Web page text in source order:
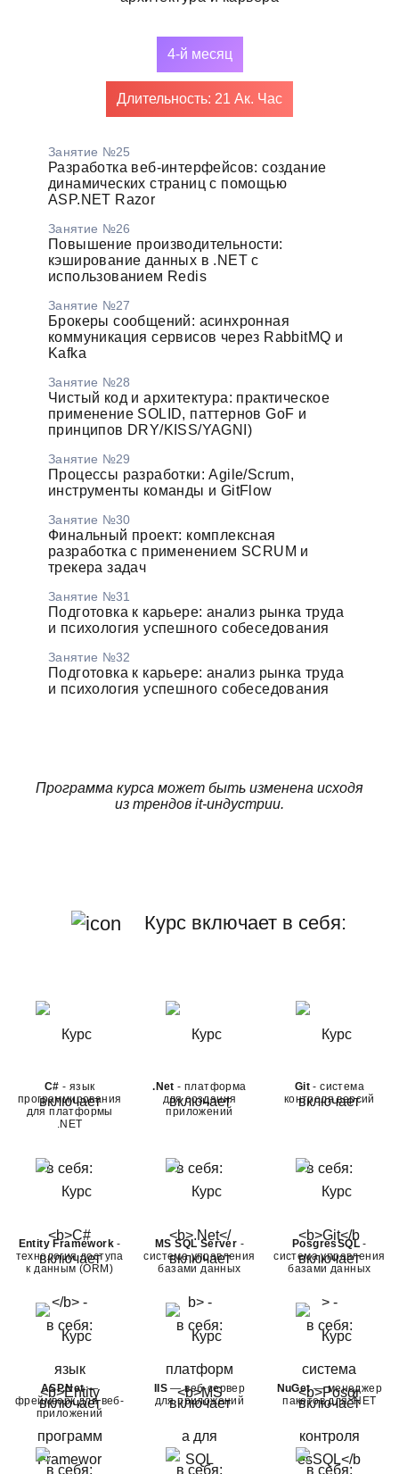
4-й месяц
Длительность: 21 Ак. Час
Занятие №25
Разработка веб-интерфейсов: создание
динамических страниц с помощью
ASP.NET Razor
Занятие №26
Повышение производительности:
кэширование данных в .NET с
использованием Redis
Занятие №27
Брокеры сообщений: асинхронная
коммуникация сервисов через RabbitMQ и
Kafka
Занятие №28
Чистый код и архитектура: практическое
применение SOLID, паттернов GoF и
принципов DRY/KISS/YAGNI)
Занятие №29
Процессы разработки: Agile/Scrum,
инструменты команды и GitFlow
Занятие №30
Финальный проект: комплексная
разработка с применением SCRUM и
трекера задач
Занятие №31
Подготовка к карьере: анализ рынка труда
и психология успешного собеседования
Занятие №32
Подготовка к карьере: анализ рынка труда
и психология успешного собеседования
Программа курса может быть изменена исходя
из трендов it-индустрии.
Курс включает в себя:
C# - язык
программирования
для платформы
.NET
.Net - платформа
для создания
приложений
Git- система
контроля версий
Entity Framework-
технология доступа
к данным (ORM)
MS SQL Server -
система управления
базами данных
PosgresSQL-
система управления
базами данных
ASP.Net—
фреймворк для веб-
приложений
IIS— веб-сервер
для приложений
NuGet— менеджер
пакетов для .NET